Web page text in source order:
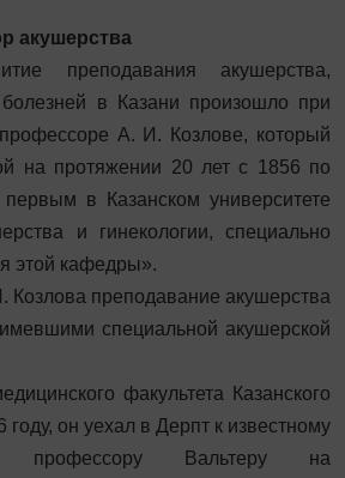
акушерства
преподавания акушерства,
в Казани произошло при
А. И. Козлове, который
на протяжении 20 лет с 1856 по
в Казанском университете
и гинекологии, специально
этой кафедры».
преподавание акушерства
специальной акушерской
факультета Казанского
году, он уехал в Дерпт к известному
Вальтеру на